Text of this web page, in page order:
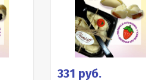
331 руб.